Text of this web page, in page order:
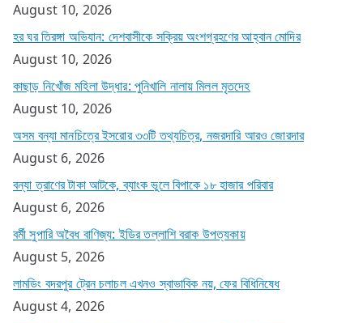
August 10, 2026
হর ঘর তিরঙ্গা অভিযান: দেশবাসীকে সক্রিয় অংশগ্রহণের আহ্বান মোদির
August 10, 2026
কাছাড় নিখোঁজ মহিলা উদ্ধার: পুনিখালি নালায় মিলল মৃতদেহ
August 10, 2026
অসম বন্যা মানচিত্রে ইসরোর ৩৩টি তথ্যচিত্র, নজরদারি আরও জোরদার
August 6, 2026
বন্যা ত্রাণের টাকা আটকে, ব্যাংক ভুলে বিপাকে ১৮ হাজার পরিবার
August 6, 2026
বর্মী সুপারি অবৈধ বাণিজ্য: ইডির তল্লাশি বরাক উপত্যকায়
August 5, 2026
লামডিং বদরপুর ট্রেন চলাচল এখনও স্বাভাবিক নয়, ফের বিধিনিষেধ
August 4, 2026